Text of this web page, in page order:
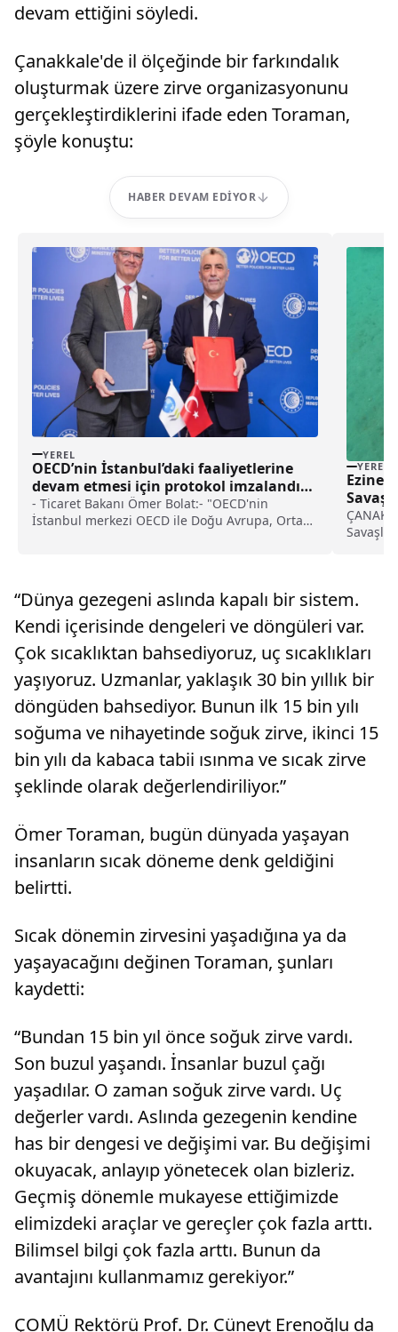
devam ettiğini söyledi.
Çanakkale'de il ölçeğinde bir farkındalık
oluşturmak üzere zirve organizasyonunu
gerçekleştirdiklerini ifade eden Toraman,
şöyle konuştu:
HABER DEVAM EDIYOR
YEREL
OECD’nin İstanbul’daki faaliyetlerine
devam etmesi için protokol imzalandı
haberi
- Ticaret Bakanı Ömer Bolat:- "OECD'nin
İstanbul merkezi OECD ile Doğu Avrupa, Orta
çalışmalarının gelecek yıllarda daha da
gelişmesini ve küresel iş birliklerine katkı
sağlamasını diliyorum"
YEREL
Ezine
mayını
“Dünya gezegeni aslında kapalı bir sistem.
Kendi içerisinde dengeleri ve döngüleri var.
Çok sıcaklıktan bahsediyoruz, uç sıcaklıkları
yaşıyoruz. Uzmanlar, yaklaşık 30 bin yıllık bir
döngüden bahsediyor. Bunun ilk 15 bin yılı
soğuma ve nihayetinde soğuk zirve, ikinci 15
bin yılı da kabaca tabii ısınma ve sıcak zirve
şeklinde olarak değerlendiriliyor.”
Ömer Toraman, bugün dünyada yaşayan
insanların sıcak döneme denk geldiğini
belirtti.
Sıcak dönemin zirvesini yaşadığına ya da
yaşayacağını değinen Toraman, şunları
kaydetti:
“Bundan 15 bin yıl önce soğuk zirve vardı.
Son buzul yaşandı. İnsanlar buzul çağı
yaşadılar. O zaman soğuk zirve vardı. Uç
değerler vardı. Aslında gezegenin kendine
has bir dengesi ve değişimi var. Bu değişimi
okuyacak, anlayıp yönetecek olan bizleriz.
Geçmiş dönemle mukayese ettiğimizde
elimizdeki araçlar ve gereçler çok fazla arttı.
Bilimsel bilgi çok fazla arttı. Bunun da
avantajını kullanmamız gerekiyor.”
ÇOMÜ Rektörü Prof. Dr. Cüneyt Erenoğlu da